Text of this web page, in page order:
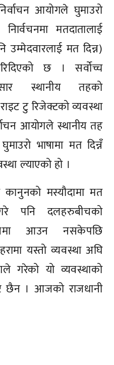
आयोगले घुमाउरो
मतदातालाई
उम्मेदवारलाई मत दिन्न)
छ । सर्वोच्च
स्थानीय तहको
टु रिजेक्टको व्यवस्था
आयोगले स्थानीय तह
भाषामा मत दिन्नँ
ल्याएको हो ।
कानुनको मस्यौदामा मत
पनि दलहरुबीचको
आउन नसकेपछि
यस्तो व्यवस्था अघि
गरेको यो व्यवस्थाको
छैन । आजको राजधानी